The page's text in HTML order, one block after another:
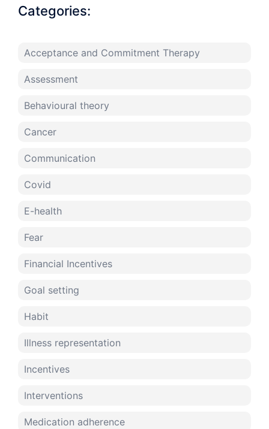
Categories:
Acceptance and Commitment Therapy
Assessment
Behavioural theory
Cancer
Communication
Covid
E-health
Fear
Financial Incentives
Goal setting
Habit
Illness representation
Incentives
Interventions
Medication adherence